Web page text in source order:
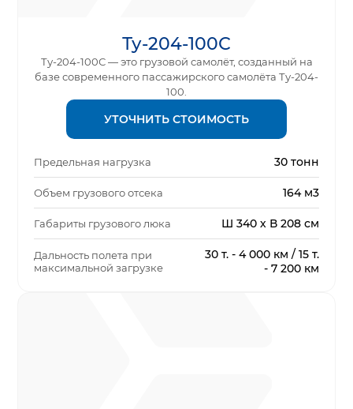
Ту-204-100С
Ту-204-100С — это грузовой самолёт, созданный на
базе современного пассажирского самолёта Ту-204-
100.
УТОЧНИТЬ СТОИМОСТЬ
Предельная нагрузка 30 тонн
Объем грузового отсека 164 м3
Габариты грузового люка Ш 340 х В 208 см
Дальность полета при
максимальной загрузке
30 т. - 4 000 км / 15 т.
- 7 200 км